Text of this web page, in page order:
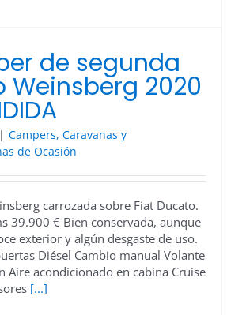
de segunda
Weinsberg 2020
| Campers, Caravanas y
de Ocasión
carrozada sobre Fiat Ducato.
39.900 € Bien conservada, aunque
exterior y algún desgaste de uso.
Diésel Cambio manual Volante
Aire acondicionado en cabina Cruise
[...]